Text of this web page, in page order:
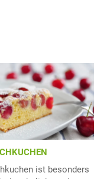
ist besonders